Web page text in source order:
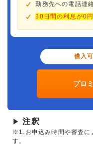
勤務先への電話連
30日間の利息が0円
借入
プロ
▶ 注釈
※1.お申込み時間や審査に
す。